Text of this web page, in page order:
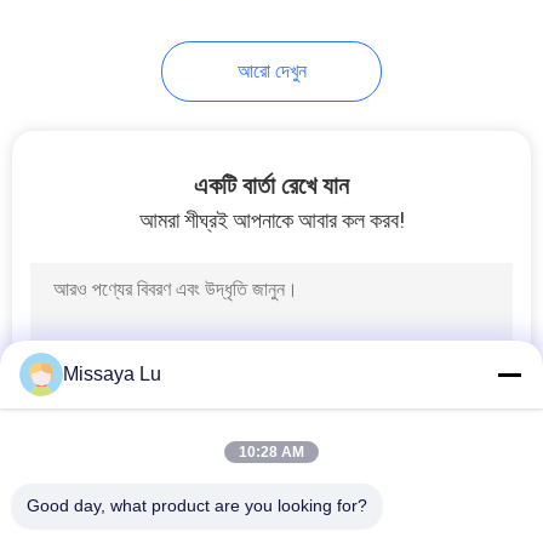
FM 200 সিলিন্ডার
Novec 1230 সিলিন্ডার
আরো দেখুন
একটি বার্তা রেখে যান
আমরা শীঘ্রই আপনাকে আবার কল করব!
Missaya Lu
10:28 AM
Good day, what product are you looking for?